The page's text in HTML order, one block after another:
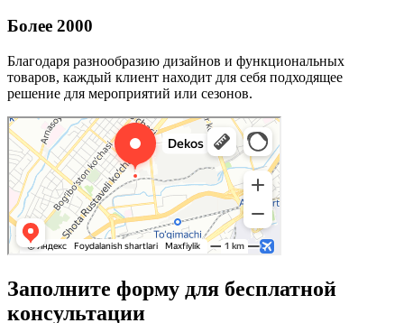
Более 2000
Благодаря разнообразию дизайнов и функциональных
товаров, каждый клиент находит для себя подходящее
решение для мероприятий или сезонов.
Заполните форму для бесплатной
консультации